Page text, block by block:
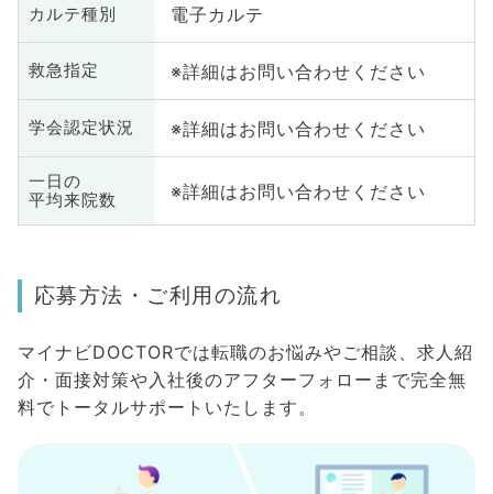
カルテ種別 電子カルテ
救急指定 ※詳細はお問い合わせください
学会認定状況 ※詳細はお問い合わせください
一日の
平均来院数
※詳細はお問い合わせください
応募方法・ご利用の流れ
マイナビDOCTORでは転職のお悩みやご相談、求人紹
介・面接対策や入社後のアフターフォローまで完全無
料でトータルサポートいたします。